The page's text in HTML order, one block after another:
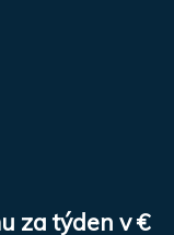
za týden v €